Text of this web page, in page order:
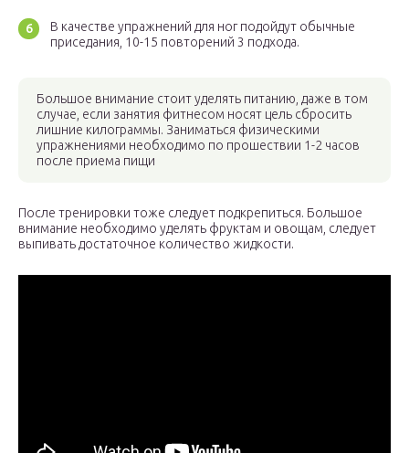
В качестве упражнений для ног подойдут обычные
приседания, 10-15 повторений 3 подхода.
Большое внимание стоит уделять питанию, даже в том
случае, если занятия фитнесом носят цель сбросить
лишние килограммы. Заниматься физическими
упражнениями необходимо по прошествии 1-2 часов
после приема пищи
После тренировки тоже следует подкрепиться. Большое
внимание необходимо уделять фруктам и овощам, следует
выпивать достаточное количество жидкости.